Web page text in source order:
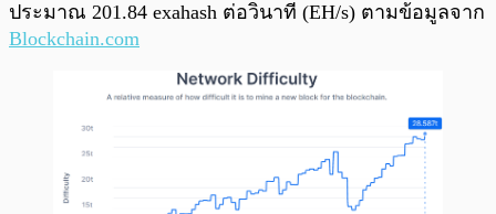
ประมาณ 201.84 exahash ต่อวินาที (EH/s) ตามข้อมูลจาก
Blockchain.com